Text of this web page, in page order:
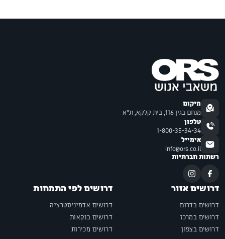
מיקום
מנחם בגין 116, בית קלקא, ת"א
טלפון
1-800-35-34-34
אימייל
info@ors.co.il
רשתות חברתיות
דרושים אזור
דרושים בדרום
דרושים במרכז
דרושים בצפון
דרושים לפי התמחות
דרושים אדמיניסטרציה
דרושים בנקאות
דרושים מכירות